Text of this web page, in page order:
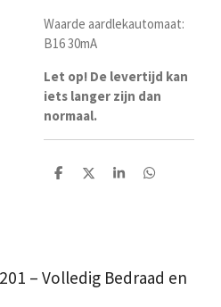
Waarde aardlekautomaat:
B16 30mA
Let op! De levertijd kan
iets langer zijn dan
normaal.
D
D
S
D
– Volledig Bedraad en